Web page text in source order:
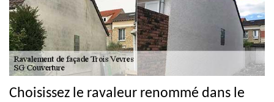
Choisissez le ravaleur renommé dans le